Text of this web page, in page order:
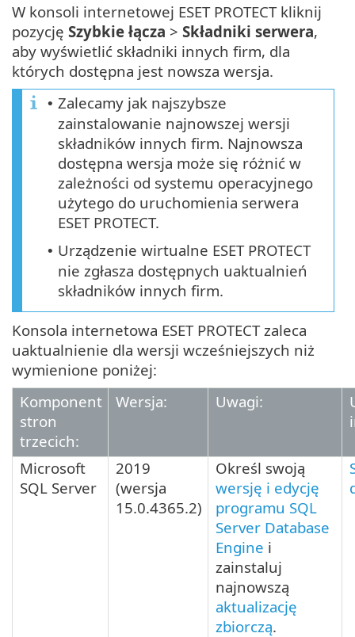
W konsoli internetowej ESET PROTECT kliknij
pozycję Szybkie łącza > Składniki serwera,
aby wyświetlić składniki innych firm, dla
których dostępna jest nowsza wersja.
• Zalecamy jak najszybsze
zainstalowanie najnowszej wersji
składników innych firm. Najnowsza
dostępna wersja może się różnić w
zależności od systemu operacyjnego
użytego do uruchomienia serwera
ESET PROTECT.
• Urządzenie wirtualne ESET PROTECT
nie zgłasza dostępnych uaktualnień
składników innych firm.
Konsola internetowa ESET PROTECT zaleca
uaktualnienie dla wersji wcześniejszych niż
wymienione poniżej:
Komponent
stron
trzecich:
Wersja: Uwagi:
Microsoft
SQL Server
2019
(wersja
15.0.4365.2)
Określ swoją
wersję i edycję
programu SQL
Server Database
Engine i
zainstaluj
najnowszą
aktualizację
zbiorczą.